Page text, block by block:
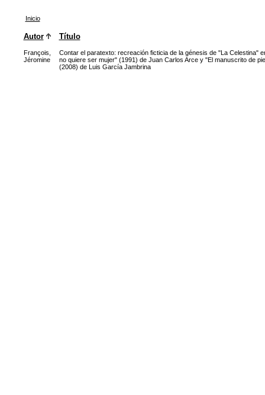
Inicio
Autor Título
François,
Jéromine
Contar el paratexto: recreación ficticia de la génesis de "La Celestina"
no quiere ser mujer" (1991) de Juan Carlos Arce y "El manuscrito de
(2008) de Luis García Jambrina